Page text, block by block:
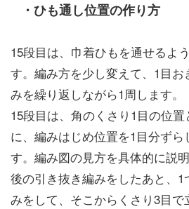
・ひも通し位置の作り方
15段目は、巾着ひもを通せるよ
す。編み方を少し変えて、1目
みを繰り返しながら1周します。
15段目は、角のくさり1目の位
に、編みはじめ位置を1目分ずら
す。編み図の見方を具体的に説
後の引き抜き編みをしたあと、
みをして、そこからくさり3目